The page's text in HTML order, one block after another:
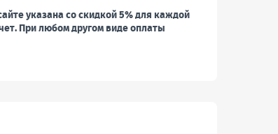
указана со скидкой 5% для каждой
При любом другом виде оплаты